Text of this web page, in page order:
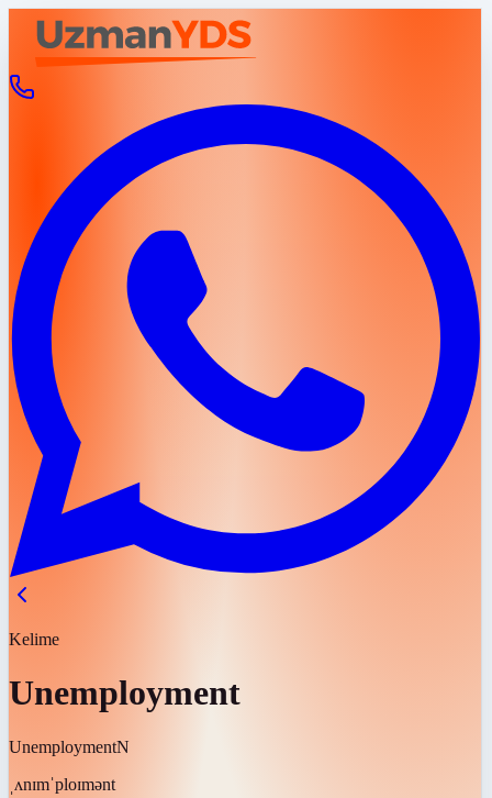
Kelime
Unemployment
UnemploymentN
ˌʌnɪmˈploɪmənt